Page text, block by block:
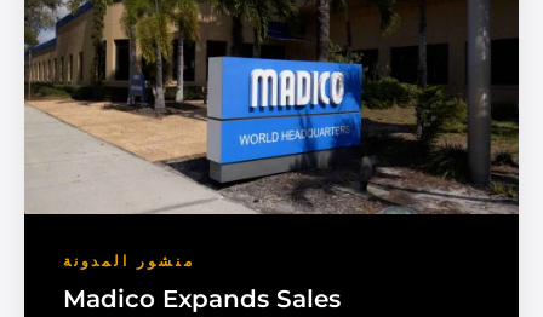
منشور المدونة
Madico Expands Sales